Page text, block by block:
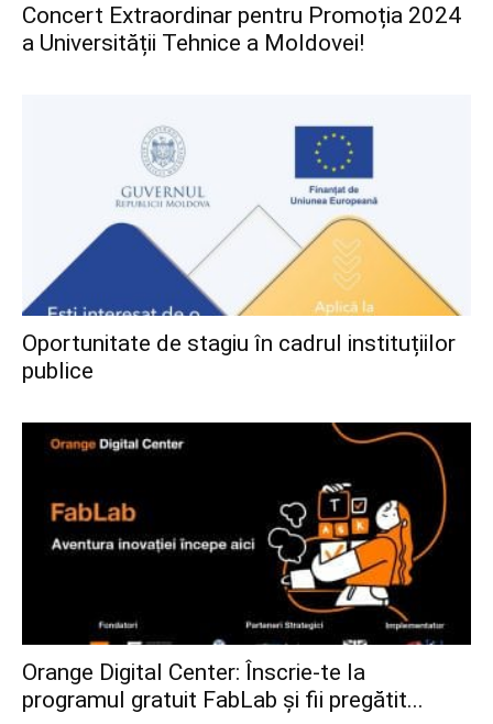
Concert Extraordinar pentru Promoția 2024
a Universității Tehnice a Moldovei!
Oportunitate de stagiu în cadrul instituțiilor
publice
Orange Digital Center: Înscrie-te la
programul gratuit FabLab și fii pregătit...